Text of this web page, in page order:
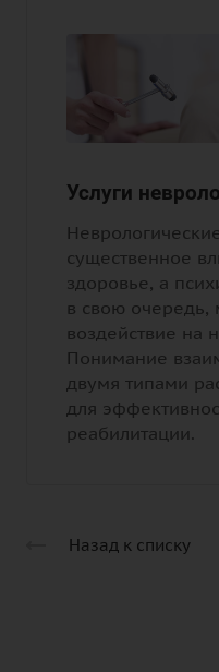
Услуги
существенное
здоровье, а
в свою очередь,
воздействие на
Понимание
двумя типами
для
реабилитации.
Назад к списку